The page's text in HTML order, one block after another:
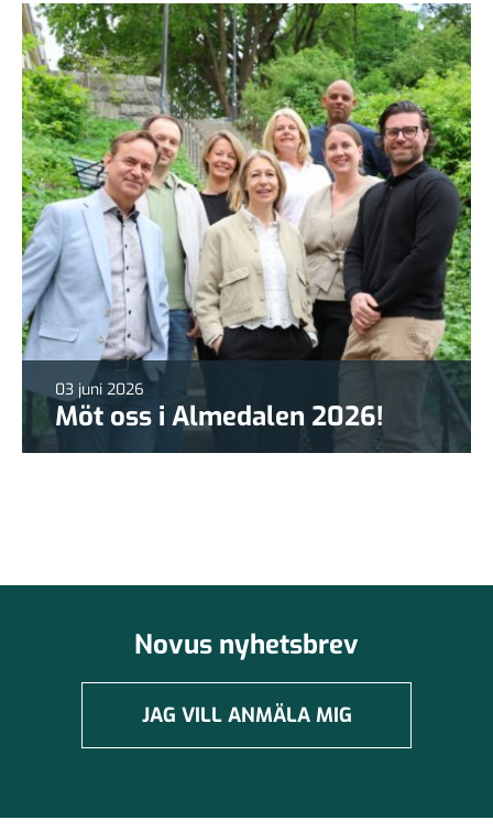
03 juni 2026
Möt oss i Almedalen 2026!
Novus nyhetsbrev
JAG VILL ANMÄLA MIG